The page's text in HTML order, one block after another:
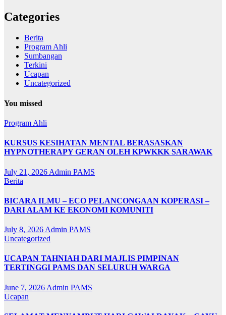
Categories
Berita
Program Ahli
Sumbangan
Terkini
Ucapan
Uncategorized
You missed
Program Ahli
KURSUS KESIHATAN MENTAL BERASASKAN
HYPNOTHERAPY GERAN OLEH KPWKKK SARAWAK
July 21, 2026 Admin PAMS
Berita
BICARA ILMU – ECO PELANCONGAAN KOPERASI –
DARI ALAM KE EKONOMI KOMUNITI
July 8, 2026 Admin PAMS
Uncategorized
UCAPAN TAHNIAH DARI MAJLIS PIMPINAN
TERTINGGI PAMS DAN SELURUH WARGA
June 7, 2026 Admin PAMS
Ucapan